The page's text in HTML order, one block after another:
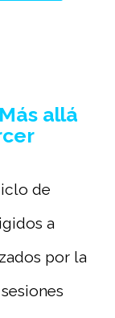
allá
de
a
por la